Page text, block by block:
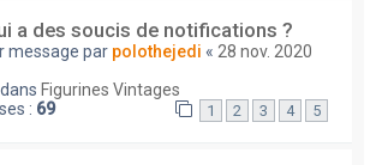
a des soucis de notifications ?
message par polothejedi « 28 nov. 2020
Figurines Vintages
: 69 1 2 3 4 5